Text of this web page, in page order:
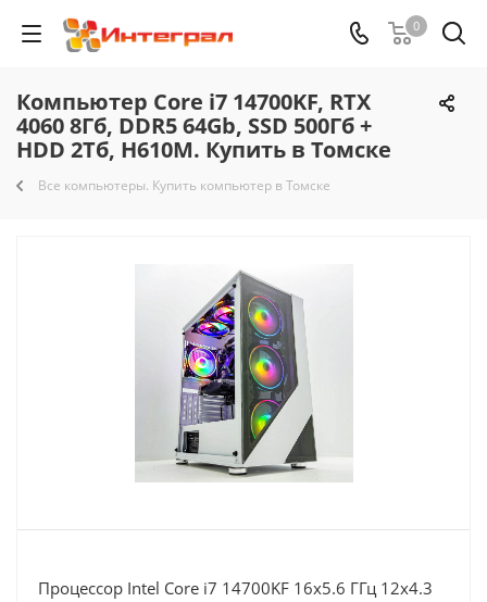
0
Компьютер Core i7 14700KF, RTX
4060 8Гб, DDR5 64Gb, SSD 500Гб +
HDD 2Тб, H610M. Купить в Томске
Все компьютеры. Купить компьютер в Томске
Процессор Intel Core i7 14700KF 16x5.6 ГГц 12x4.3